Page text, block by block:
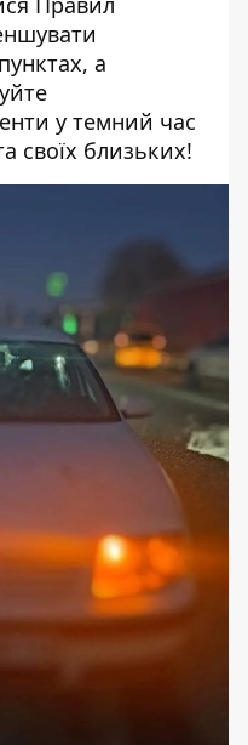
а
у темний час
своїх близьких!